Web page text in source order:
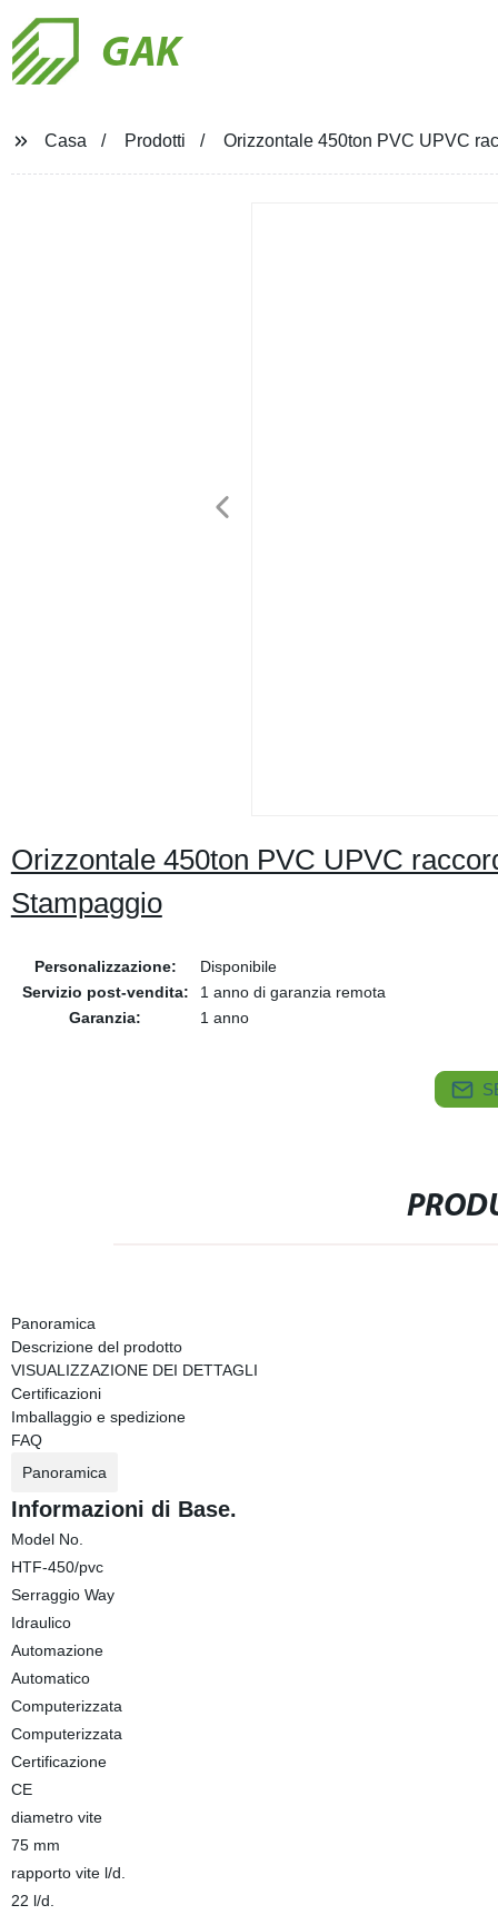
GAK
Casa Prodotti Orizzontale 450ton PVC UPVC
Orizzontale 450ton PVC UPVC
Stampaggio
Personalizzazione:
Disponibile
Servizio post-vendita:
1 anno di garanzia remota
Garanzia:
1 anno
Panoramica
Descrizione del prodotto
VISUALIZZAZIONE DEI DETTAGLI
Certificazioni
Imballaggio e spedizione
FAQ
Panoramica
Informazioni di Base.
Model No.
HTF-450/pvc
Serraggio Way
Idraulico
Automazione
Automatico
Computerizzata
Computerizzata
Certificazione
CE
diametro vite
75 mm
rapporto vite l/d.
22 l/d.